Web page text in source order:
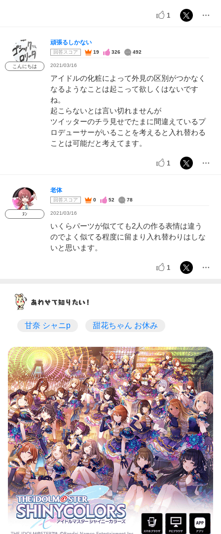
1
こんにちは
頑張るしかない
回答スコア 19 326 492
2021/03/16
アイドルの化粧によって外見の区別がつかなく
なるようなことは起こって欲しくはないです
ね。
起こらないとは言い切れませんが
ツイッターのチラ見せでたまに間違えているプ
ロデューサーがいることを考えると入れ替わる
ことは可能だと考えてます。
1
ﾇﾝ
老体
回答スコア 0 52 78
2021/03/16
いくらパーツが似てても2人の作る表情は違う
のでよく似てる程度に留まり入れ替わりはしな
いと思います。
1
甘奈 シャニp 甜花ちゃん お休み